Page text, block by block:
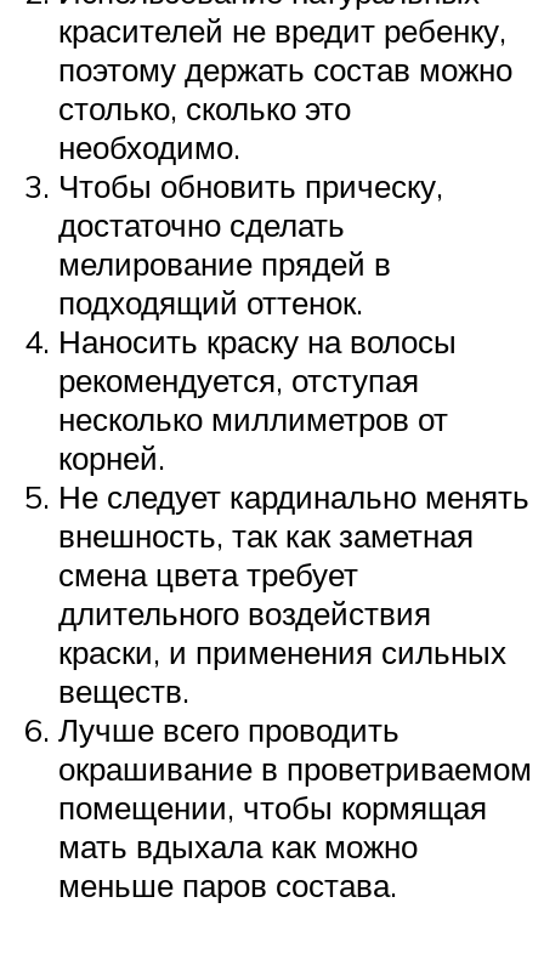
красителей не вредит ребенку,
поэтому держать состав можно
столько, сколько это
необходимо.
Чтобы обновить прическу,
достаточно сделать
мелирование прядей в
подходящий оттенок.
Наносить краску на волосы
рекомендуется, отступая
несколько миллиметров от
корней.
Не следует кардинально менять
внешность, так как заметная
смена цвета требует
длительного воздействия
краски, и применения сильных
веществ.
Лучше всего проводить
окрашивание в проветриваемом
помещении, чтобы кормящая
мать вдыхала как можно
меньше паров состава.